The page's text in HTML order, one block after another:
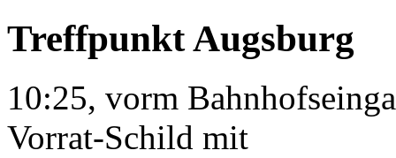
Treffpunkt Augsburg
10:25, vorm
Vorrat-Schild mit